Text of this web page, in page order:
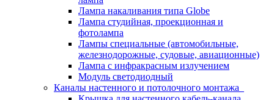
Лампа накаливания типа Globe
Лампа студийная, проекционная и
фотолампа
Лампы специальные (автомобильные,
железнодорожные, судовые, авиационные)
Лампа с инфракрасным излучением
Модуль светодиодный
Каналы настенного и потолочного монтажа